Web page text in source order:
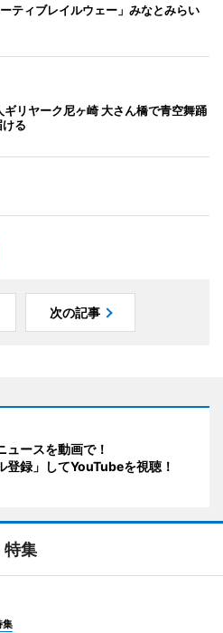
ティブレイルウェー」みなとみらい
リヤーク尼ヶ崎 大さん橋で青空舞踊
る
次の記事
ュースを動画で！
登録」してYouTubeを視聴！
特集
集